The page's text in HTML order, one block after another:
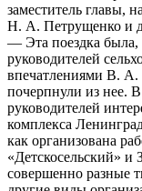
заместитель главы,
Н. А. Петрущенко и
— Эта поездка была,
руководителей
впечатлениями В. А.
почерпнули из нее.
руководителей
комплекса
как организована
«Детскосельский» и
совершенно разные